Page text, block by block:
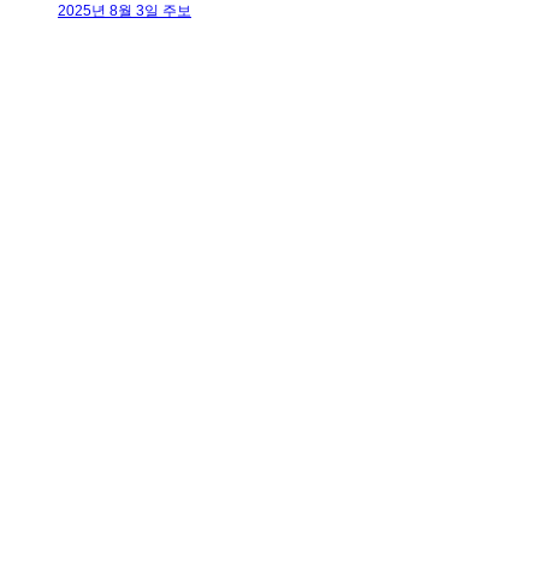
2025년 8월 3일 주보